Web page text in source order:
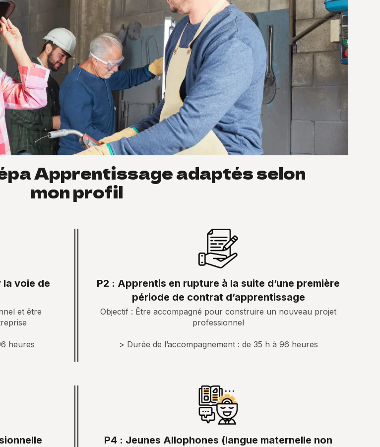
Apprentissage adaptés selon
mon profil
la voie de
et être
heures
P2 : Apprentis en rupture à la suite d’une première
période de contrat d’apprentissage
Objectif : Être accompagné pour construire un nouveau projet
professionnel
> Durée de l’accompagnement : de 35 h à 96 heures
P4 : Jeunes Allophones (langue maternelle non